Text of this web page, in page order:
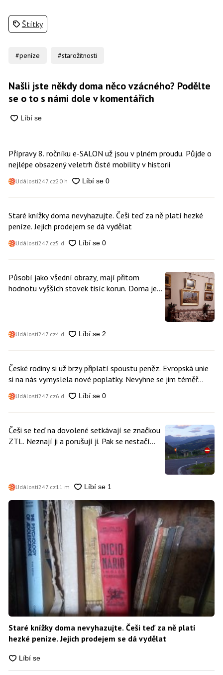
Štítky
#peníze #starožitnosti
Našli jste někdy doma něco vzácného? Podělte
se o to s námi dole v komentářích
Přípravy 8. ročníku e-SALON už jsou v plném proudu. Půjde o
nejlépe obsazený veletrh čisté mobility v historii
Události247.cz20 h
Staré knížky doma nevyhazujte. Češi teď za ně platí hezké
peníze. Jejich prodejem se dá vydělat
Události247.cz5 d
Působí jako všední obrazy, mají přitom
hodnotu vyšších stovek tisíc korun. Doma je
Události247.cz4 d
České rodiny si už brzy připlatí spoustu peněz. Evropská unie
si na nás vymyslela nové poplatky. Nevyhne se jim téměř
Události247.cz6 d
Češi se teď na dovolené setkávají se značkou
ZTL. Neznají ji a porušují ji. Pak se nestačí
Události247.cz11 m
Staré knížky doma nevyhazujte. Češi teď za ně platí
hezké peníze. Jejich prodejem se dá vydělat